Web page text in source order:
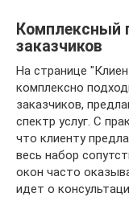
Комплексный
заказчиков
На странице
комплексно
заказчиков,
спектр услуг. С
что клиенту
весь набор
окон часто
идет о